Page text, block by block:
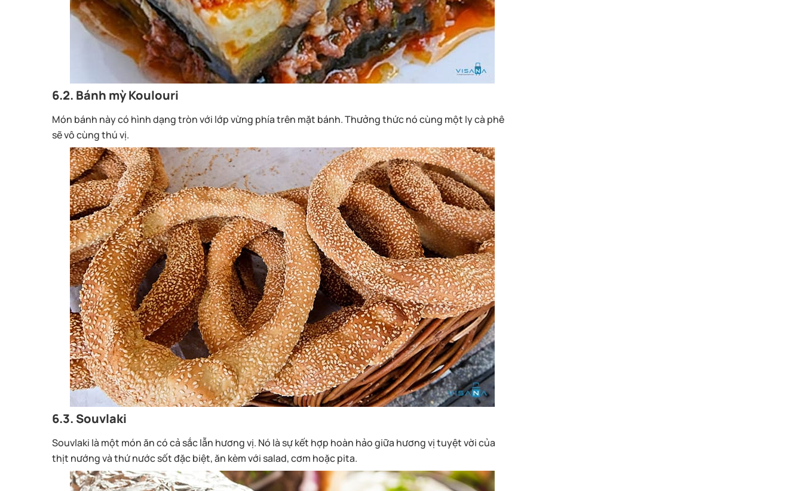
6.2. Bánh mỳ Koulouri
Món bánh này có hình dạng tròn với lớp vừng phía trên mặt bánh. Thưởng thức nó cùng một ly cà phê
sẽ vô cùng thú vị.
6.3. Souvlaki
Souvlaki là một món ăn có cả sắc lẫn hương vị. Nó là sự kết hợp hoàn hảo giữa hương vị tuyệt vời của
thịt nướng và thứ nước sốt đặc biệt, ăn kèm với salad, cơm hoặc pita.